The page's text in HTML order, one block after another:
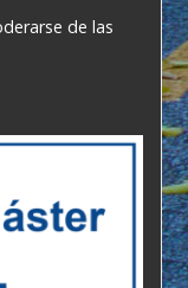
de las